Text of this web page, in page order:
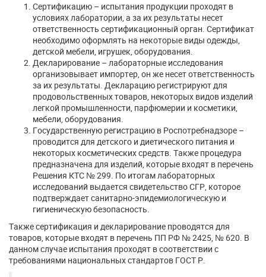
Сертификацию – испытания продукции проходят в
условиях лаборатории, а за их результаты несет
ответственность сертификационный орган. Сертификат
необходимо оформлять на некоторые виды одежды,
детской мебели, игрушек, оборудования.
Декларирование – лабораторные исследования
организовывает импортер, он же несет ответственность
за их результаты. Декларацию регистрируют для
продовольственных товаров, некоторых видов изделий
легкой промышленности, парфюмерии и косметики,
мебели, оборудования.
Государственную регистрацию в Роспотребнадзоре –
проводится для детского и диетического питания и
некоторых косметических средств. Также процедура
предназначена для изделий, которые входят в перечень
Решения КТС № 299. По итогам лабораторных
исследований выдается свидетельство СГР, которое
подтверждает санитарно-эпидемиологическую и
гигиеническую безопасность.
Также сертификация и декларирование проводятся для
товаров, которые входят в перечень ПП РФ № 2425, № 620. В
данном случае испытания проходят в соответствии с
требованиями национальных стандартов ГОСТ Р.